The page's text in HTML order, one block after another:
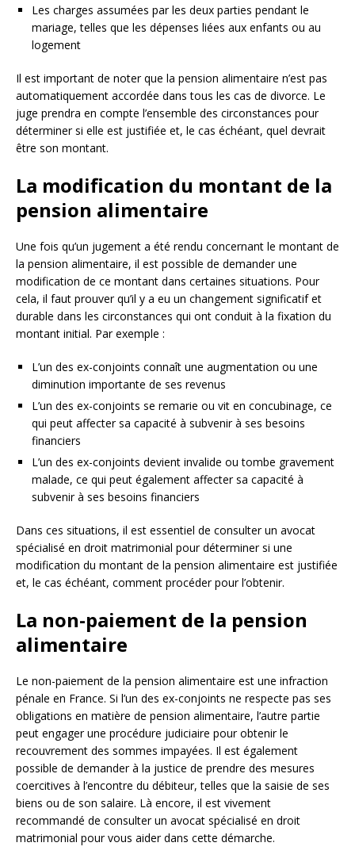
Les charges assumées par les deux parties pendant le
mariage, telles que les dépenses liées aux enfants ou au
logement
Il est important de noter que la pension alimentaire n’est pas
automatiquement accordée dans tous les cas de divorce. Le
juge prendra en compte l’ensemble des circonstances pour
déterminer si elle est justifiée et, le cas échéant, quel devrait
être son montant.
La modification du montant de la
pension alimentaire
Une fois qu’un jugement a été rendu concernant le montant de
la pension alimentaire, il est possible de demander une
modification de ce montant dans certaines situations. Pour
cela, il faut prouver qu’il y a eu un changement significatif et
durable dans les circonstances qui ont conduit à la fixation du
montant initial. Par exemple :
L’un des ex-conjoints connaît une augmentation ou une
diminution importante de ses revenus
L’un des ex-conjoints se remarie ou vit en concubinage, ce
qui peut affecter sa capacité à subvenir à ses besoins
financiers
L’un des ex-conjoints devient invalide ou tombe gravement
malade, ce qui peut également affecter sa capacité à
subvenir à ses besoins financiers
Dans ces situations, il est essentiel de consulter un avocat
spécialisé en droit matrimonial pour déterminer si une
modification du montant de la pension alimentaire est justifiée
et, le cas échéant, comment procéder pour l’obtenir.
La non-paiement de la pension
alimentaire
Le non-paiement de la pension alimentaire est une infraction
pénale en France. Si l’un des ex-conjoints ne respecte pas ses
obligations en matière de pension alimentaire, l’autre partie
peut engager une procédure judiciaire pour obtenir le
recouvrement des sommes impayées. Il est également
possible de demander à la justice de prendre des mesures
coercitives à l’encontre du débiteur, telles que la saisie de ses
biens ou de son salaire. Là encore, il est vivement
recommandé de consulter un avocat spécialisé en droit
matrimonial pour vous aider dans cette démarche.